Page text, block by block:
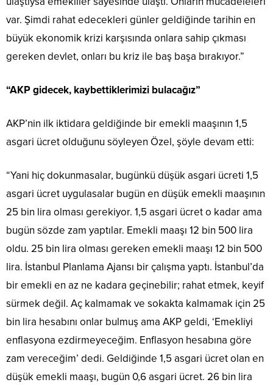
var. Şimdi rahat edecekleri günler geldiğinde tarihin en
büyük ekonomik krizi karşısında onlara sahip çıkması
gereken devlet, onları bu kriz ile baş başa bırakıyor.”
“AKP gidecek, kaybettiklerimizi bulacağız”
AKP’nin ilk iktidara geldiğinde bir emekli maaşının 1,5
asgari ücret olduğunu söyleyen Özel, şöyle devam etti:
“Yani hiç dokunmasalar, bugünkü düşük asgari ücreti 1,5
asgari ücret uygulasalar bugün en düşük emekli maaşının
25 bin lira olması gerekiyor. 1,5 asgari ücret o kadar ama
bugün sözde zam yaptılar. Emekli maaşı 12 bin 500 lira
oldu. 25 bin lira olması gereken emekli maaşı 12 bin 500
lira. İstanbul Planlama Ajansı bir çalışma yaptı. İstanbul’da
bir emekli en az ne kadara geçinebilir; rahat etmek, keyif
sürmek değil. Aç kalmamak ve sokakta kalmamak için 25
bin lira hesabını onlar bulmuş ama AKP geldi, ‘Emekliyi
enflasyona ezdirmeyeceğim. Enflasyon hesabına göre
zam vereceğim’ dedi. Geldiğinde 1,5 asgari ücret olan en
düşük emekli maaşı, bugün 0,6 asgari ücret. 26 bin lira